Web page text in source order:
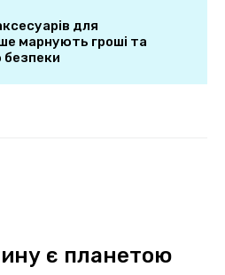
для
марнують гроші та